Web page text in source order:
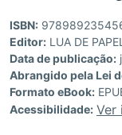
ISBN:
Editor: LUA DE PAPEL
Data de publicação:
Abrangido pela Lei
Formato eBook:
Acessibilidade: Ver